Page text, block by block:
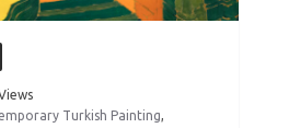
Turkish Painting,